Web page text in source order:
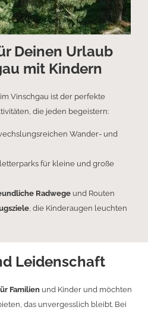
Deinen Urlaub
mit Kindern
Vinschgau ist der perfekte
die jeden begeistern:
Wander- und
für kleine und große
Radwege und Routen
, die Kinderaugen leuchten
Leidenschaft
Familienund Kinder und möchten
das unvergesslich bleibt. Bei